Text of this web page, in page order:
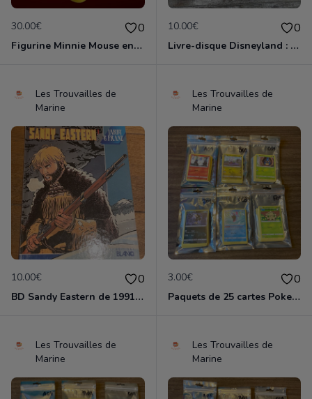
30.00€ 0
Figurine Minnie Mouse en porcelaine de 14 cm de haut marque Disney comme neuve
10.00€ 0
Livre-disque Disneyland : Blanche-Neige et les 7 nains 33 tours 1/3 avec 24 pages en couleurs en bon état
Les Trouvailles de
Marine
10.00€ 0
BD Sandy Eastern de 1991 en tres bon etat
Les Trouvailles de
Marine
3.00€ 0
Paquets de 25 cartes Pokemon etat comme neuf
Les Trouvailles de
Marine
Les Trouvailles de
Marine